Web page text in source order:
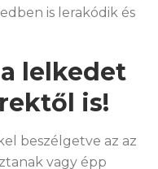
is lerakódik és
lelkedet
is!
beszélgetve az az
vagy épp